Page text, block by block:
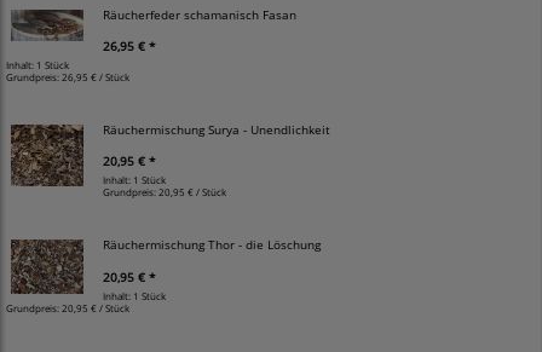
Räucherfeder schamanisch Fasan
26,95 € *
Inhalt: 1 Stück
Grundpreis: 26,95 € / Stück
Räuchermischung Surya - Unendlichkeit
20,95 € *
Inhalt: 1 Stück
Grundpreis:20,95 € / Stück
Räuchermischung Thor - die Löschung
20,95 € *
Inhalt: 1 Stück
Grundpreis: 20,95 € / Stück